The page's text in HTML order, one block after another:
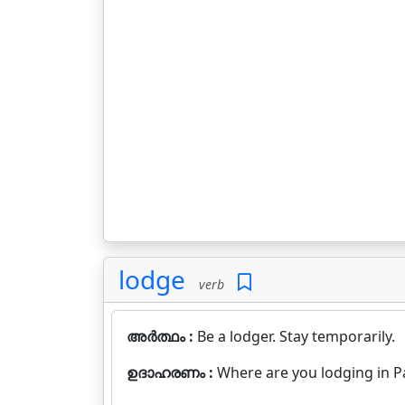
lodge verb
അർത്ഥം : Be a lodger. Stay temporarily.
ഉദാഹരണം : Where are you lodging in